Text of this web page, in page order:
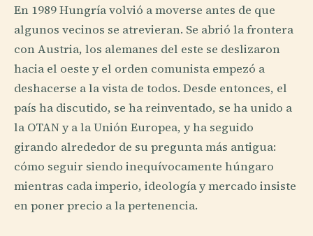
En 1989 Hungría volvió a moverse antes de que
algunos vecinos se atrevieran. Se abrió la frontera
con Austria, los alemanes del este se deslizaron
hacia el oeste y el orden comunista empezó a
deshacerse a la vista de todos. Desde entonces, el
país ha discutido, se ha reinventado, se ha unido a
la OTAN y a la Unión Europea, y ha seguido
girando alrededor de su pregunta más antigua:
cómo seguir siendo inequívocamente húngaro
mientras cada imperio, ideología y mercado insiste
en poner precio a la pertenencia.